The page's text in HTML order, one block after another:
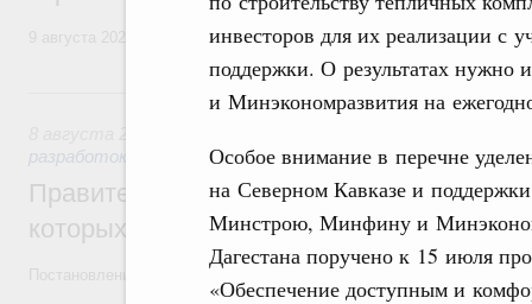
инвесторов для их реализации с
поддержки. О результатах нужно
и Минэкономразвития на
Особое внимание в перечне
на Северном Кавказе и
Минстрою, Минфину и
Дагестана поручено к 15 июля
«Обеспечение доступным и
9 августа 2026 года отмечается профессиональный праздник –
8 августа, суббота
разработок
Правительство расширило перечень
которых освобождаются от НДФЛ